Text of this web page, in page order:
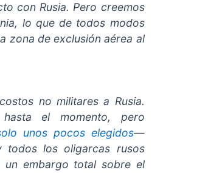
con Rusia. Pero creemos
lo que de todos modos
zona de exclusión aérea al
no militares a Rusia.
el momento, pero
unos pocos elegidos—
todos los oligarcas rusos
un embargo total sobre el